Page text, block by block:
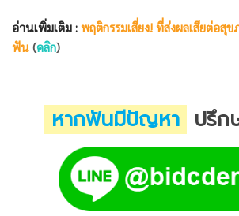
อ่านเพิ่มเติม : พฤติกรรมเสี่ยง! ที่ส่งผลเสียต่อสุ
ฟัน (คลิก)
หากฟันมีปัญหา ปรึก